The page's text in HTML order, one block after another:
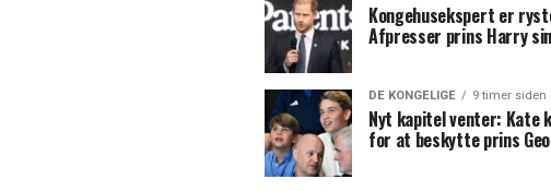
Kongehusekspert er
Afpresser prins Harry
DE KONGELIGE 9 timer siden
Nyt kapitel venter: Kate
for at beskytte prins